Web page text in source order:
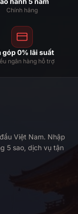
Chính hãng
góp 0% lãi suất
ngân hàng hỗ trợ
Việt Nam. Nhập
5 sao, dịch vụ tận